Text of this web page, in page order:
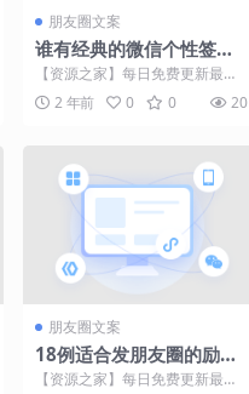
朋友圈文案
谁有经典的微信个性签
名？
【资源之家】每日免费更新最热
门的副业项目资源 一、我会遇到
好多有趣的人 ， 但我...
2 年前 0 0 20
朋友圈文案
18例适合发朋友圈的励志
文案
【资源之家】每日免费更新最热